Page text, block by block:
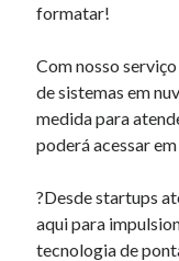
formatar!
Com nosso
de sistemas em
medida para
poderá acessar
?Desde startups
aqui para
tecnologia de